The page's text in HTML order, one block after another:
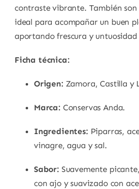
contraste vibrante. También son
ideal para acompañar un buen
aportando frescura y
Ficha técnica:
Origen: Zamora, Castilla y
Marca: Conservas Anda.
Ingredientes: Piparras,
vinagre, agua y sal.
Sabor: Suavemente
con ajo y suavizado con